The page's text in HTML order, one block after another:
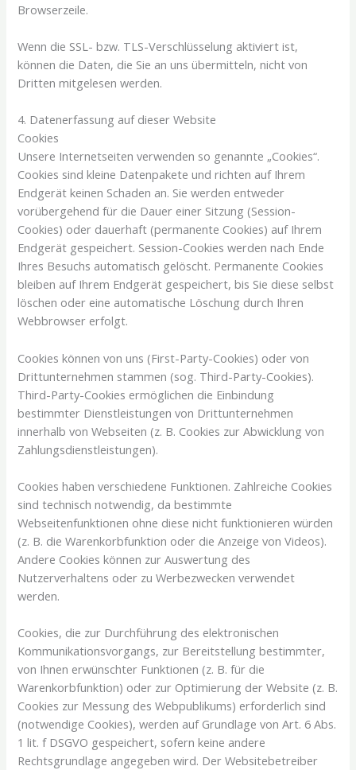
Browserzeile.
Wenn die SSL- bzw. TLS-Verschlüsselung aktiviert ist,
können die Daten, die Sie an uns übermitteln, nicht von
Dritten mitgelesen werden.
4. Datenerfassung auf dieser Website
Cookies
Unsere Internetseiten verwenden so genannte „Cookies“.
Cookies sind kleine Datenpakete und richten auf Ihrem
Endgerät keinen Schaden an. Sie werden entweder
vorübergehend für die Dauer einer Sitzung (Session-
Cookies) oder dauerhaft (permanente Cookies) auf Ihrem
Endgerät gespeichert. Session-Cookies werden nach Ende
Ihres Besuchs automatisch gelöscht. Permanente Cookies
bleiben auf Ihrem Endgerät gespeichert, bis Sie diese selbst
löschen oder eine automatische Löschung durch Ihren
Webbrowser erfolgt.
Cookies können von uns (First-Party-Cookies) oder von
Drittunternehmen stammen (sog. Third-Party-Cookies).
Third-Party-Cookies ermöglichen die Einbindung
bestimmter Dienstleistungen von Drittunternehmen
innerhalb von Webseiten (z. B. Cookies zur Abwicklung von
Zahlungsdienstleistungen).
Cookies haben verschiedene Funktionen. Zahlreiche Cookies
sind technisch notwendig, da bestimmte
Webseitenfunktionen ohne diese nicht funktionieren würden
(z. B. die Warenkorbfunktion oder die Anzeige von Videos).
Andere Cookies können zur Auswertung des
Nutzerverhaltens oder zu Werbezwecken verwendet
werden.
Cookies, die zur Durchführung des elektronischen
Kommunikationsvorgangs, zur Bereitstellung bestimmter,
von Ihnen erwünschter Funktionen (z. B. für die
Warenkorbfunktion) oder zur Optimierung der Website (z. B.
Cookies zur Messung des Webpublikums) erforderlich sind
(notwendige Cookies), werden auf Grundlage von Art. 6 Abs.
1 lit. f DSGVO gespeichert, sofern keine andere
Rechtsgrundlage angegeben wird. Der Websitebetreiber